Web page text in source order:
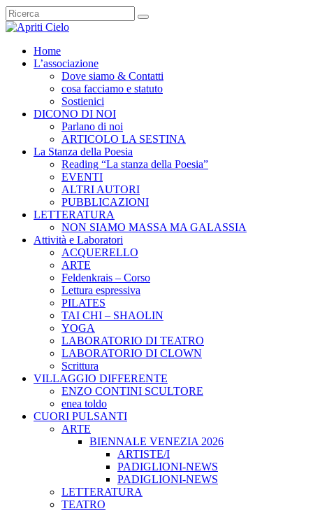
Home
L’associazione
Dove siamo & Contatti
cosa facciamo e statuto
Sostienici
DICONO DI NOI
Parlano di noi
ARTICOLO LA SESTINA
La Stanza della Poesia
Reading “La stanza della Poesia”
EVENTI
ALTRI AUTORI
PUBBLICAZIONI
LETTERATURA
NON SIAMO MASSA MA GALASSIA
Attività e Laboratori
ACQUERELLO
ARTE
Feldenkrais – Corso
Lettura espressiva
PILATES
TAI CHI – SHAOLIN
YOGA
LABORATORIO DI TEATRO
LABORATORIO DI CLOWN
Scrittura
VILLAGGIO DIFFERENTE
ENZO CONTINI SCULTORE
enea toldo
CUORI PULSANTI
ARTE
BIENNALE VENEZIA 2026
ARTISTE/I
PADIGLIONI-NEWS
PADIGLIONI-NEWS
LETTERATURA
TEATRO